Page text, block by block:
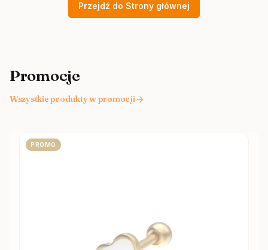
Przejdź do Strony głównej
Promocje
Wszystkie produkty w promocji
PROMO